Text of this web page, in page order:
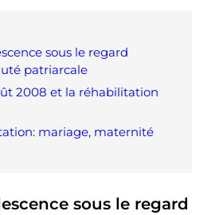
sous le regard
patriarcale
2008 et la réhabilitation
mariage, maternité
sous le regard